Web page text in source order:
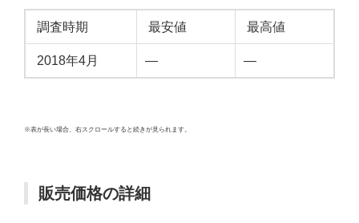
調査時期 最安値 最高値
2018年4月 — —
※表が長い場合、右スクロールすると続きが見られます。
販売価格の詳細